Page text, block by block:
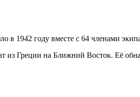
в 1942 году вместе с 64 членами
из Греции на Ближний Восток. Её